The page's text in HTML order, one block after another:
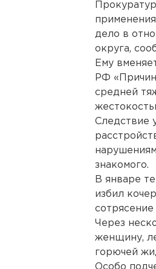
дело в
округа,
Ему
РФ
средней
Следствие
знакомого.
В январе
избил
Через
женщину,
горючей
Особо